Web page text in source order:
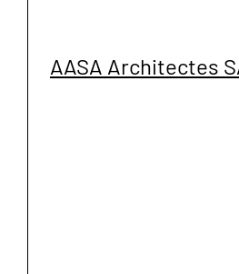
AASA Architectes